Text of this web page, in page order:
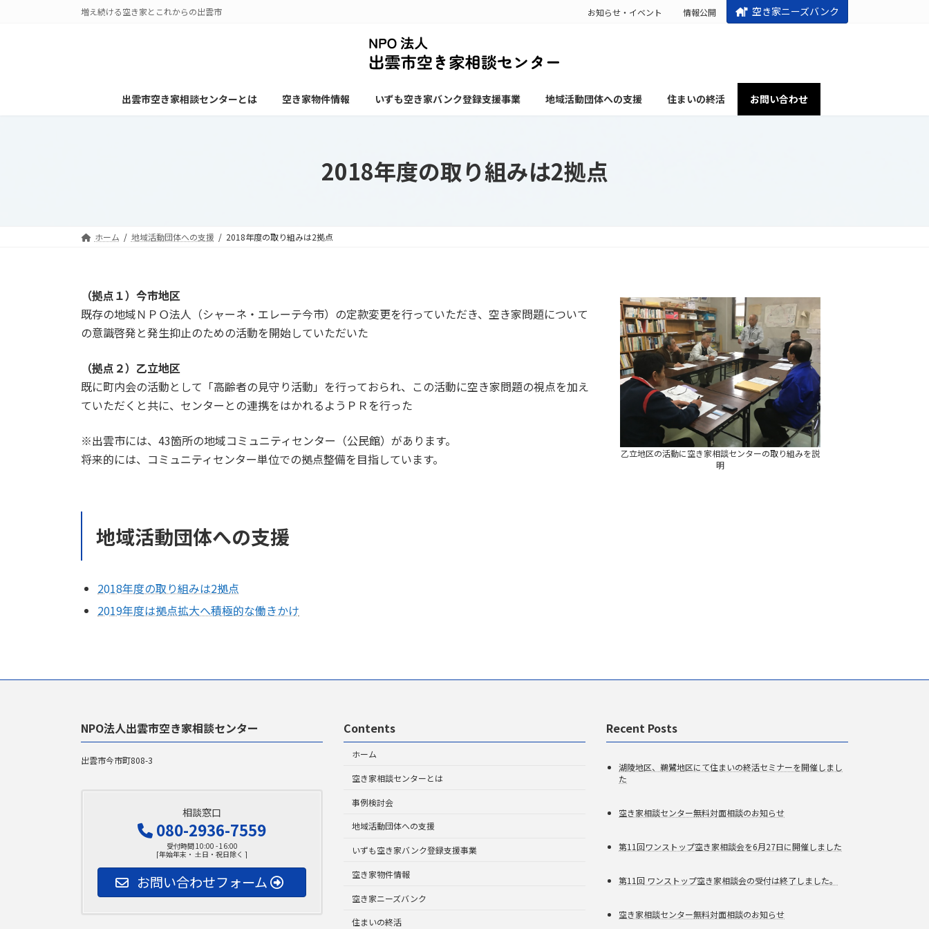
増え続ける空き家とこれからの出雲市 お知らせ・イベント 情報公開 空き家ニーズバンク
出雲市空き家相談センターとは 空き家物件情報 いずも空き家バンク登録支援事業 地域活動団体への支援 住まいの終活 お問い合わせ
2018年度の取り組みは2拠点
ホーム 地域活動団体への支援 2018年度の取り組みは2拠点
（拠点１）今市地区
既存の地域ＮＰＯ法人（シャーネ・エレーテ今市）の定款変更を行っていただき、空き家問題について
の意識啓発と発生抑止のための活動を開始していただいた
（拠点２）乙立地区
既に町内会の活動として「高齢者の見守り活動」を行っておられ、この活動に空き家問題の視点を加え
ていただくと共に、センターとの連携をはかれるようＰＲを行った
※出雲市には、43箇所の地域コミュニティセンター（公民館）があります。
将来的には、コミュニティセンター単位での拠点整備を目指しています。
乙立地区の活動に空き家相談センターの取り組みを説
明
地域活動団体への支援
2018年度の取り組みは2拠点
2019年度は拠点拡大へ積極的な働きかけ
NPO法人出雲市空き家相談センター
出雲市今市町808-3
相談窓口
080-2936-7559
受付時間 10:00 - 16:00
[年始年末・ 土日・祝日除く ]
お問い合わせフォーム
Contents
ホーム
空き家相談センターとは
事例検討会
地域活動団体への支援
いずも空き家バンク登録支援事業
空き家物件情報
空き家ニーズバンク
住まいの終活
Recent Posts
湖陵地区、鵜鷺地区にて住まいの終活セミナーを開催しまし
た
空き家相談センター無料対面相談のお知らせ
第11回ワンストップ空き家相談会を6月27日に開催しました
第11回 ワンストップ空き家相談会の受付は終了しました。
空き家相談センター無料対面相談のお知らせ